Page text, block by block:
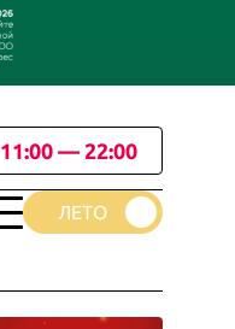
11:00 — 22:00